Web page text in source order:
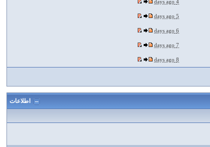
4 days ago
5 days ago
6 days ago
7 days ago
8 days ago
اطلاعات